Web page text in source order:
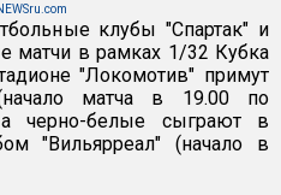
клубы "Спартак" и
матчи в рамках 1/32 Кубка
"Локомотив" примут
матча в 19.00 по
черно-белые сыграют в
"Вильярреал" (начало в